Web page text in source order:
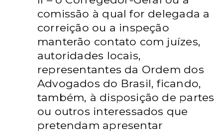
comissão à qual for delegada a
correição ou a inspeção
manterão contato com juízes,
autoridades locais,
representantes da Ordem dos
Advogados do Brasil, ficando,
também, à disposição de partes
ou outros interessados que
pretendam apresentar